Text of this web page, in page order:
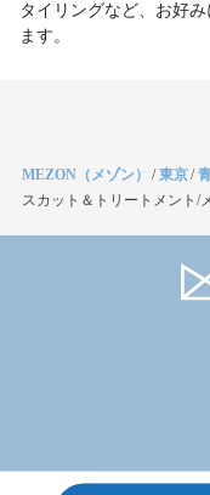
タイリングなど、お好
ます。
MEZON（メゾン） /東京/
スカット＆トリートメント/